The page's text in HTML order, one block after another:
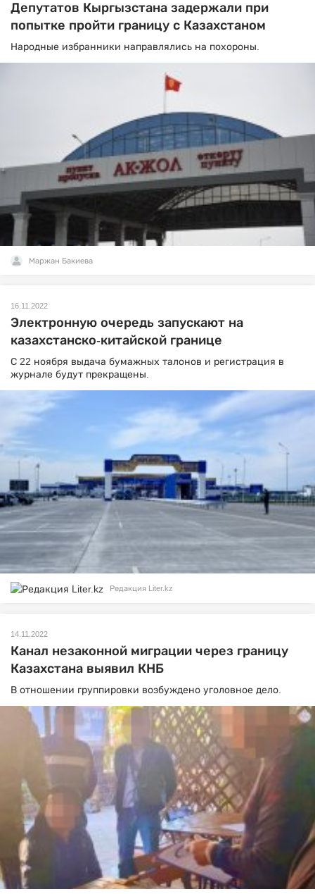
Депутатов Кыргызстана задержали при
попытке пройти границу с Казахстаном
Народные избранники направлялись на похороны.
Маржан Бакиева
16.11.2022
Электронную очередь запускают на
казахстанско-китайской границе
С 22 ноября выдача бумажных талонов и регистрация в
журнале будут прекращены.
Редакция Liter.kz
14.11.2022
Канал незаконной миграции через границу
Казахстана выявил КНБ
В отношении группировки возбуждено уголовное дело.